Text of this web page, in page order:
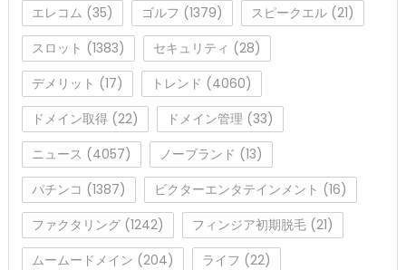
エレコム (35) ゴルフ (1379) スピークエル(21)
スロット (1383) セキュリティ (28)
デメリット (17) トレンド (4060)
ドメイン取得(22) ドメイン管理 (33)
ニュース (4057) ノーブランド (13)
パチンコ (1387) ビクターエンタテインメント (16)
ファクタリング(1242) フィンジア初期脱毛(21)
ムームードメイン (204) ライフ (22)